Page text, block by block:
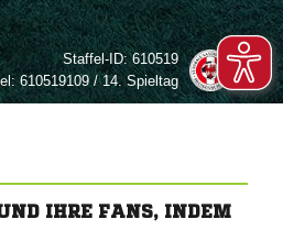
Staffel-ID:610519
610519109 / 14. Spieltag
IHRE FANS, INDEM